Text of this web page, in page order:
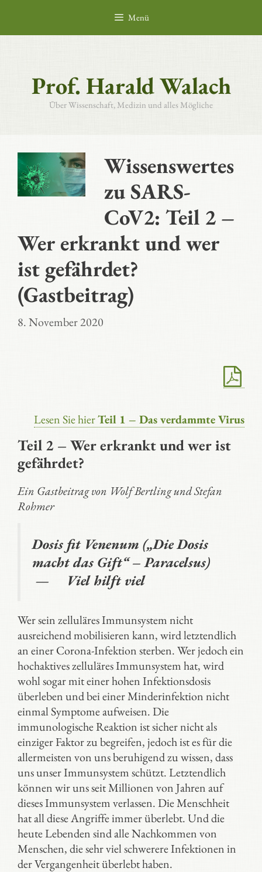
springen
Menü
Prof. Harald Walach
Über Wissenschaft, Medizin und alles Mögliche
Wissenswertes
zu SARS-
CoV2: Teil 2 –
Wer erkrankt und wer
ist gefährdet?
(Gastbeitrag)
8. November 2020
Lesen Sie hierTeil 1 – Das verdammte Virus
Teil 2 – Wer erkrankt und wer ist
gefährdet?
Ein Gastbeitrag von Wolf Bertling und Stefan
Rohmer
Dosis fit Venenum („Die Dosis
macht das Gift“ – Paracelsus)
— Viel hilft viel
Wer sein zelluläres Immunsystem nicht
ausreichend mobilisieren kann, wird letztendlich
an einer Corona-Infektion sterben. Wer jedoch ein
hochaktives zelluläres Immunsystem hat, wird
wohl sogar mit einer hohen Infektionsdosis
überleben und bei einer Minderinfektion nicht
einmal Symptome aufweisen. Die
immunologische Reaktion ist sicher nicht als
einziger Faktor zu begreifen, jedoch ist es für die
allermeisten von uns beruhigend zu wissen, dass
uns unser Immunsystem schützt. Letztendlich
können wir uns seit Millionen von Jahren auf
dieses Immunsystem verlassen. Die Menschheit
hat all diese Angriffe immer überlebt. Und die
heute Lebenden sind alle Nachkommen von
Menschen, die sehr viel schwerere Infektionen in
der Vergangenheit überlebt haben.